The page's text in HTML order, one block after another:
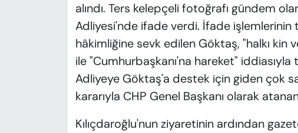
alındı. Ters kelepçeli fotoğrafı gündem
Adliyesi'nde ifade verdi. İfade işlemlerinin
hâkimliğine sevk edilen Göktaş, "halkı kin
ile "Cumhurbaşkanı'na hareket" iddiasıyla
Adliyeye Göktaş'a destek için giden çok
kararıyla CHP Genel Başkanı olarak
Kılıçdaroğlu'nun ziyaretinin ardından